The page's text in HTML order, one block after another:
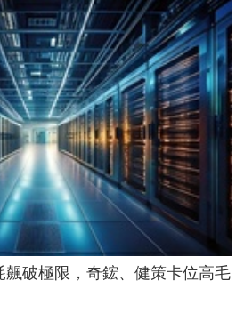
破極限，奇鋐、健策卡位高毛